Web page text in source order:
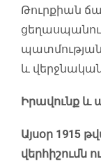
Թուրքիան
և
Իրավունք և
Այսօր 1915
վերհիշումն